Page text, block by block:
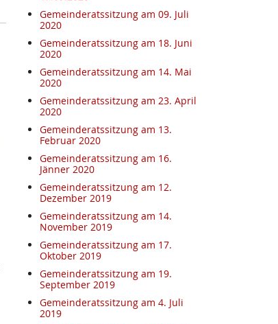
Gemeinderatssitzung am 09. Juli
2020
Gemeinderatssitzung am 18. Juni
2020
Gemeinderatssitzung am 14. Mai
2020
Gemeinderatssitzung am 23. April
2020
Gemeinderatssitzung am 13.
Februar 2020
Gemeinderatssitzung am 16.
Jänner 2020
Gemeinderatssitzung am 12.
Dezember 2019
Gemeinderatssitzung am 14.
November 2019
Gemeinderatssitzung am 17.
Oktober 2019
Gemeinderatssitzung am 19.
September 2019
Gemeinderatssitzung am 4. Juli
2019